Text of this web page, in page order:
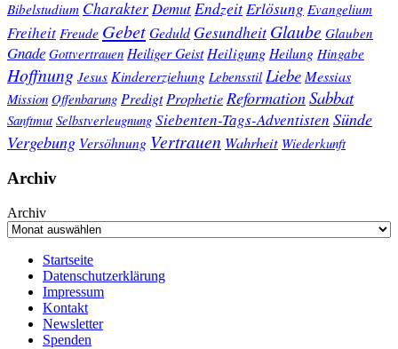
Bibelstudium Charakter Demut EndzeitErlösung Evangelium
Freiheit Freude GebetGeduld Gesundheit Glaube Glauben
Gnade Gottvertrauen Heiliger Geist Heiligung Heilung Hingabe
Hoffnung Jesus Kindererziehung Lebensstil Liebe Messias
Mission Offenbarung Predigt Prophetie ReformationSabbat
Sanftmut Selbstverleugnung Siebenten-Tags-Adventisten Sünde
Vergebung Versöhnung Vertrauen Wahrheit Wiederkunft
Archiv
Archiv
Startseite
Datenschutzerklärung
Impressum
Kontakt
Newsletter
Spenden